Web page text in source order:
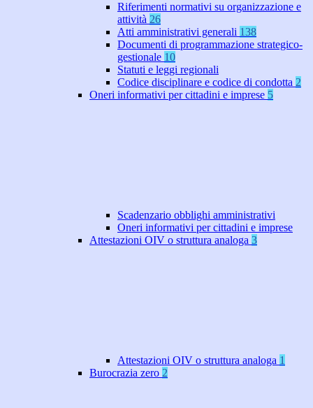
Riferimenti normativi su organizzazione e
attività 26
Atti amministrativi generali 138
Documenti di programmazione strategico-
gestionale 10
Statuti e leggi regionali
Codice disciplinare e codice di condotta 2
Oneri informativi per cittadini e imprese 5
Scadenzario obblighi amministrativi
Oneri informativi per cittadini e imprese
Attestazioni OIV o struttura analoga 3
Attestazioni OIV o struttura analoga 1
Burocrazia zero 2